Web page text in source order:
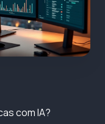
com IA?